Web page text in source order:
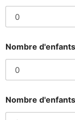
Nombre
Nombre